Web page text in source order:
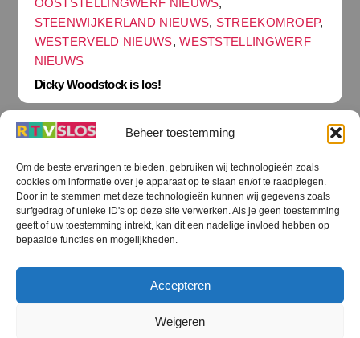
Beheer toestemming
Om de beste ervaringen te bieden, gebruiken wij technologieën zoals
cookies om informatie over je apparaat op te slaan en/of te raadplegen.
Door in te stemmen met deze technologieën kunnen wij gegevens zoals
surfgedrag of unieke ID's op deze site verwerken. Als je geen toestemming
geeft of uw toestemming intrekt, kan dit een nadelige invloed hebben op
bepaalde functies en mogelijkheden.
Accepteren
Weigeren
OOSTSTELLINGWERF NIEUWS,
STEENWIJKERLAND NIEUWS, STREEKOMROEP,
WESTERVELD NIEUWS,WESTSTELLINGWERF
NIEUWS
Dicky Woodstock is los!
Terug
naar
boven
RTV SLOS
RTV SLOS ANBI